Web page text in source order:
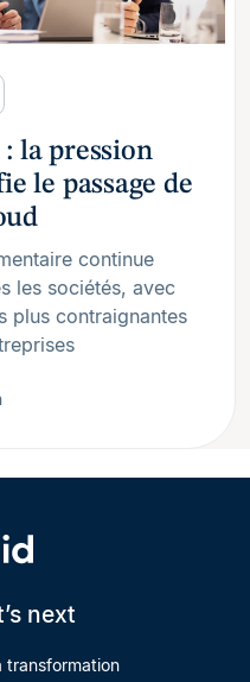
la pression
le passage de
continue
les sociétés, avec
plus contraignantes
next
transformation